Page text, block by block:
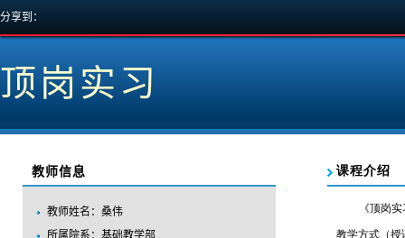
分享到：
顶岗实习
教师信息
教师姓名：桑伟
所属院系：基础教学部